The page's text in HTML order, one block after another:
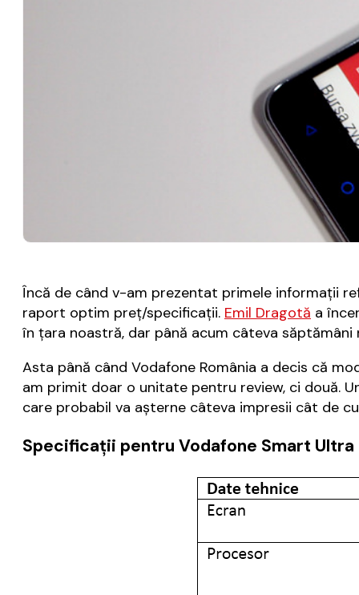
Încă de când v-am prezentat primele informații
raport optim preț/specificații. Emil Dragotă a
în țara noastră, dar până acum câteva săptămâni
Asta până când Vodafone România a decis că
am primit doar o unitate pentru review, ci două.
care probabil va așterne câteva impresii cât de
Specificații pentru Vodafone Smart Ultra